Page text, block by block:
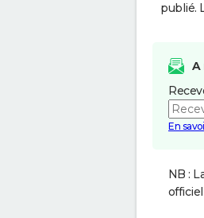
publié.
A
En
NB :